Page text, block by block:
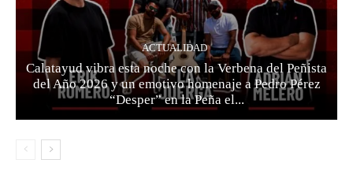
ACTUALIDAD
Calatayud vibra esta noche con la Verbena del Peñista
del Año 2026 y un emotivo homenaje a Pedro Pérez
“Desper” en la Peña el...